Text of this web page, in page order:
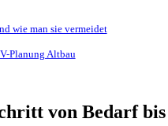
wie man sie vermeidet
Planung Altbau
von Bedarf bis